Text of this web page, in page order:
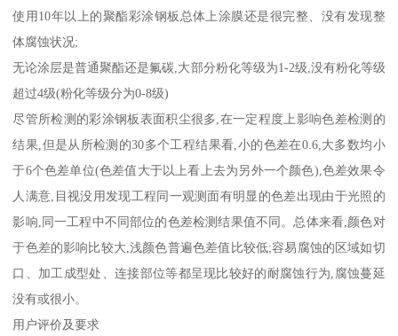
使用10年以上的聚酯彩涂钢板总体上涂膜还是很完整、没有发现整
体腐蚀状况;
无论涂层是普通聚酯还是氟碳,大部分粉化等级为1-2级,没有粉化等级
超过4级(粉化等级分为0-8级)
尽管所检测的彩涂钢板表面积尘很多,在一定程度上影响色差检测的
结果,但是从所检测的30多个工程结果看,小的色差在0.6,大多数均小
于6个色差单位(色差值大于以上看上去为另外一个颜色),色差效果令
人满意,目视没用发现工程同一观测面有明显的色差出现由于光照的
影响,同一工程中不同部位的色差检测结果值不同。总体来看,颜色对
于色差的影响比较大,浅颜色普遍色差值比较低;容易腐蚀的区域如切
口、加工成型处、连接部位等都呈现比较好的耐腐蚀行为,腐蚀蔓延
没有或很小。
用户评价及要求